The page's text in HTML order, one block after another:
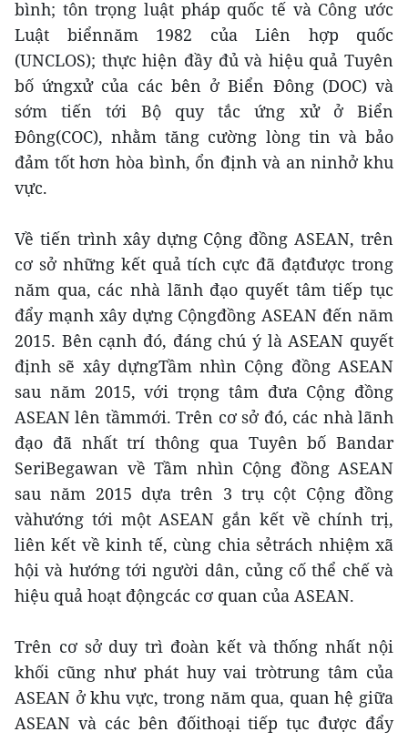
bình; tôn trọng luật pháp quốc tế và Công ước
Luật biểnnăm 1982 của Liên hợp quốc
(UNCLOS); thực hiện đầy đủ và hiệu quả Tuyên
bố ứngxử của các bên ở Biển Đông (DOC) và
sớm tiến tới Bộ quy tắc ứng xử ở Biển
Đông(COC), nhằm tăng cường lòng tin và bảo
đảm tốt hơn hòa bình, ổn định và an ninhở khu
vực.
Về tiến trình xây dựng Cộng đồng ASEAN, trên
cơ sở những kết quả tích cực đã đạtđược trong
năm qua, các nhà lãnh đạo quyết tâm tiếp tục
đẩy mạnh xây dựng Cộngđồng ASEAN đến năm
2015. Bên cạnh đó, đáng chú ý là ASEAN quyết
định sẽ xây dựngTầm nhìn Cộng đồng ASEAN
sau năm 2015, với trọng tâm đưa Cộng đồng
ASEAN lên tầmmới. Trên cơ sở đó, các nhà lãnh
đạo đã nhất trí thông qua Tuyên bố Bandar
SeriBegawan về Tầm nhìn Cộng đồng ASEAN
sau năm 2015 dựa trên 3 trụ cột Cộng đồng
vàhướng tới một ASEAN gắn kết về chính trị,
liên kết về kinh tế, cùng chia sẻtrách nhiệm xã
hội và hướng tới người dân, củng cố thể chế và
hiệu quả hoạt độngcác cơ quan của ASEAN.
Trên cơ sở duy trì đoàn kết và thống nhất nội
khối cũng như phát huy vai tròtrung tâm của
ASEAN ở khu vực, trong năm qua, quan hệ giữa
ASEAN và các bên đốithoại tiếp tục được đẩy